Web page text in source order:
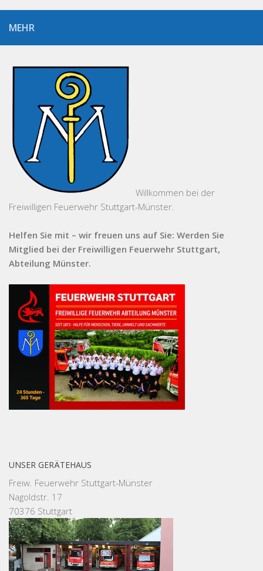
MEHR
Willkommen bei der
Freiwilligen Feuerwehr Stuttgart-Münster.
Helfen Sie mit – wir freuen uns auf Sie: Werden Sie
Mitglied bei der Freiwilligen Feuerwehr Stuttgart,
Abteilung Münster.
UNSER GERÄTEHAUS
Freiw. Feuerwehr Stuttgart-Münster
Nagoldstr. 17
70376 Stuttgart